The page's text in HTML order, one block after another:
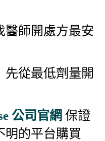
師開處方最安
從最低劑量開
公司官網 保證
明的平台購買